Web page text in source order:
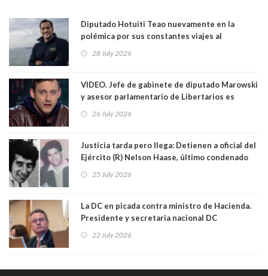
Diputado Hotuiti Teao nuevamente en la
polémica por sus constantes viajes al
vacaciones para irse a Londres y Paris por 18
28 July 2026
VIDEO. Jefe de gabinete de diputado Marowski
y asesor parlamentario de Libertarios es
comentarios sexuales sobre menores. Redes
26 July 2026
Justicia tarda pero llega: Detienen a oficial del
Ejército (R) Nelson Haase, último condenado
Prisiones Littré Quiroga. Ambos fueron
balazos. Quién es este criminal de lesa
humanidad
25 July 2026
La DC en picada contra ministro de Hacienda.
Presidente y secretaria nacional DC
mintiendo, no votamos a favor de su
22 July 2026